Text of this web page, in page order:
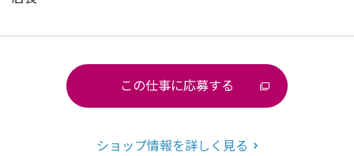
この仕事に応募する
ショップ情報を詳しく見る